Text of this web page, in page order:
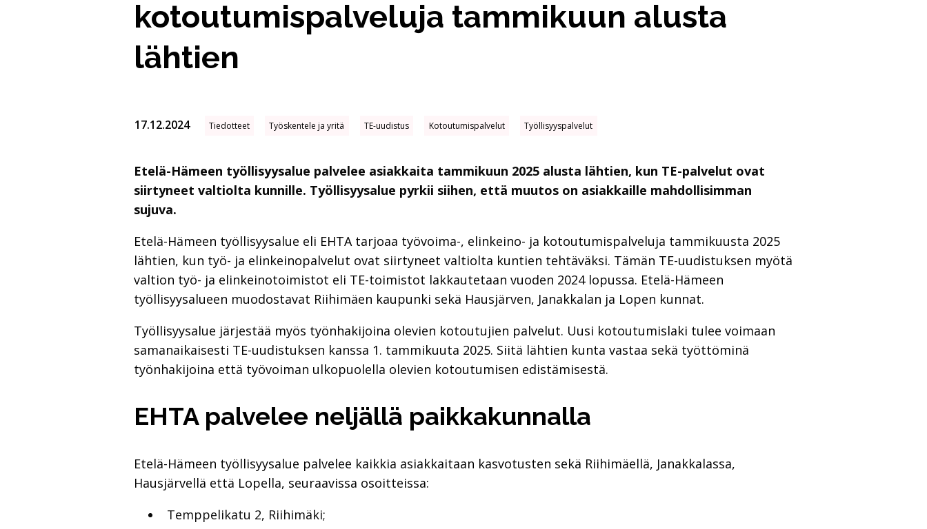
kotoutumispalveluja tammikuun alusta
lähtien
17.12.2024 Tiedotteet Työskentele ja yritä TE-uudistus Kotoutumispalvelut Työllisyyspalvelut
Etelä-Hämeen työllisyysalue palvelee asiakkaita tammikuun 2025 alusta lähtien, kun TE-palvelut ovat
siirtyneet valtiolta kunnille. Työllisyysalue pyrkii siihen, että muutos on asiakkaille mahdollisimman
sujuva.
Etelä-Hämeen työllisyysalue eli EHTA tarjoaa työvoima-, elinkeino- ja kotoutumispalveluja tammikuusta 2025
lähtien, kun työ- ja elinkeinopalvelut ovat siirtyneet valtiolta kuntien tehtäväksi. Tämän TE-uudistuksen myötä
valtion työ- ja elinkeinotoimistot eli TE-toimistot lakkautetaan vuoden 2024 lopussa. Etelä-Hämeen
työllisyysalueen muodostavat Riihimäen kaupunki sekä Hausjärven, Janakkalan ja Lopen kunnat.
Työllisyysalue järjestää myös työnhakijoina olevien kotoutujien palvelut. Uusi kotoutumislaki tulee voimaan
samanaikaisesti TE-uudistuksen kanssa 1. tammikuuta 2025. Siitä lähtien kunta vastaa sekä työttöminä
työnhakijoina että työvoiman ulkopuolella olevien kotoutumisen edistämisestä.
EHTA palvelee neljällä paikkakunnalla
Etelä-Hämeen työllisyysalue palvelee kaikkia asiakkaitaan kasvotusten sekä Riihimäellä, Janakkalassa,
Hausjärvellä että Lopella, seuraavissa osoitteissa:
Temppelikatu 2, Riihimäki;